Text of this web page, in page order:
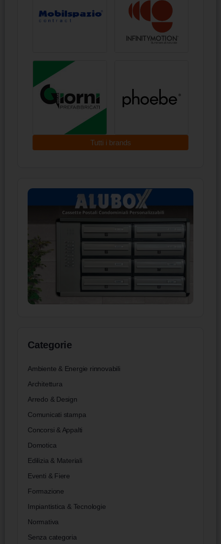
Tutti i brands
Categorie
Ambiente & Energie rinnovabili
Architettura
Arredo & Design
Comunicati stampa
Concorsi & Appalti
Domotica
Edilizia & Materiali
Eventi & Fiere
Formazione
Impiantistica & Tecnologie
Normativa
Senza categoria